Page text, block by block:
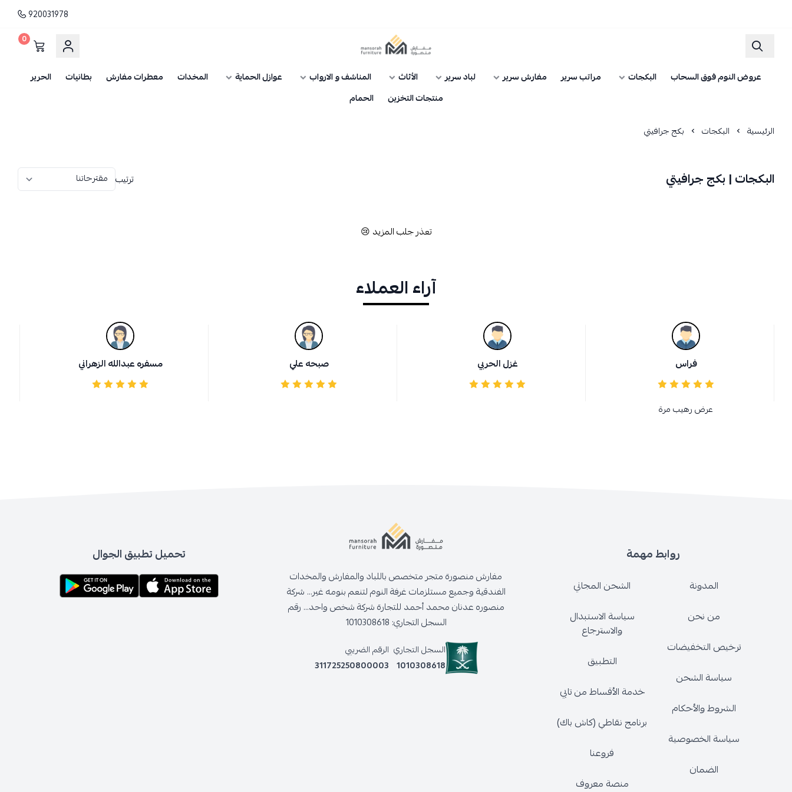
920031978
مفارش منصورة
0
عروض النوم فوق السحاب البكجات مراتب سرير مفارش سرير لباد سرير الأثاث المناشف و الارواب عوازل الحماية المخدات معطرات مفارش بطانيات
الحرير
منتجات التخزين
الحمام
الرئيسية البكجات بكج جرافيتي
البكجات | بكج جرافيتي ترتيب
تعذر جلب المزيد 😢
آراء العملاء
فراس
عرض رهيب مرة
غزل الحربي صبحه علي مسفره عبدالله الزهراني
روابط مهمة
المدونة
من نحن
ترخيص التخفيضات
سياسة الشحن
الشروط والأحكام
سياسة الخصوصية
الضمان
الشحن المجاني
سياسة الاستبدال
والاسترجاع
التطبيق
خدمة الأقساط من تابي
برنامج نقاطي (كاش باك)
فروعنا
منصة معروف
مفارش منصورة متجر متخصص باللباد والمفارش والمخدات
الفندقية وجميع مستلزمات غرفة النوم لتنعم بنومه غير... شركة
منصوره عدنان محمد أحمد للتجارة شركة شخص واحد... رقم
السجل التجاري: 1010308618
السجل التجاري
1010308618
الرقم الضريبي
311725250800003
تحميل تطبيق الجوال